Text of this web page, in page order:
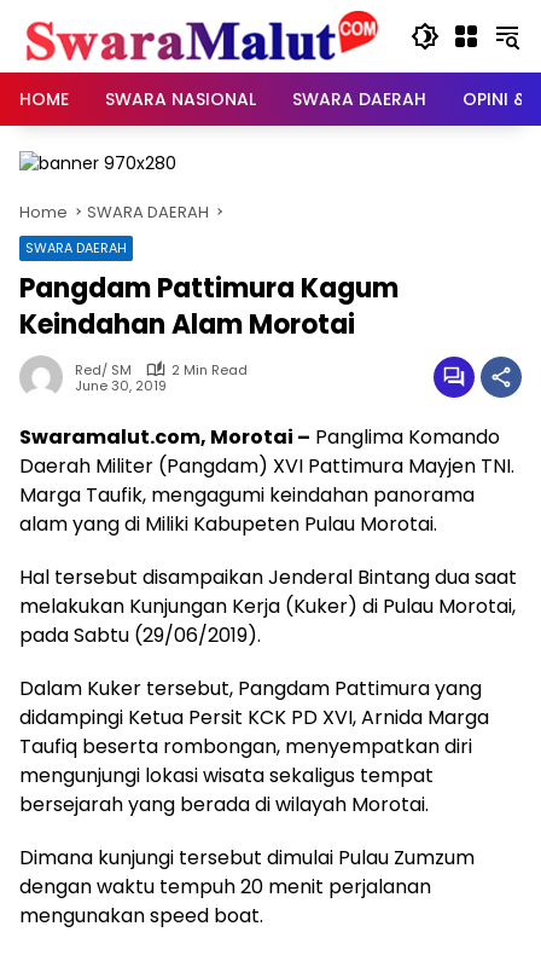
content
HOME
SWARA NASIONAL SWARA DAERAH OPINI &
Home SWARA DAERAH
SWARA DAERAH
Pangdam Pattimura Kagum
Keindahan Alam Morotai
Red/ SM
2 Min Read
June 30, 2019
Swaramalut.com, Morotai – Panglima Komando
Daerah Militer (Pangdam) XVI Pattimura Mayjen TNI.
Marga Taufik, mengagumi keindahan panorama
alam yang di Miliki Kabupeten Pulau Morotai.
Hal tersebut disampaikan Jenderal Bintang dua saat
melakukan Kunjungan Kerja (Kuker) di Pulau Morotai,
pada Sabtu (29/06/2019).
Dalam Kuker tersebut, Pangdam Pattimura yang
didampingi Ketua Persit KCK PD XVI, Arnida Marga
Taufiq beserta rombongan, menyempatkan diri
mengunjungi lokasi wisata sekaligus tempat
bersejarah yang berada di wilayah Morotai.
Dimana kunjungi tersebut dimulai Pulau Zumzum
dengan waktu tempuh 20 menit perjalanan
mengunakan speed boat.